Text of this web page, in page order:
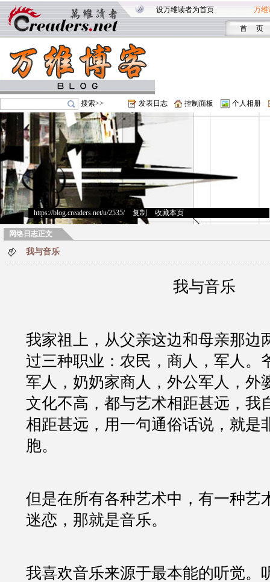
设万维读者为首页 万维
首 页
搜索>> 发表日志 控制面板 个人相册
https://blog.creaders.net/u/2535/> 复制 收藏本页
网络日志正文
我与音乐
我与音乐
我家祖上，从父亲这边和母亲那边
过三种职业：农民，商人，军人。
军人，奶奶家商人，外公军人，外
文化不高，都与艺术相距甚远，我
相距甚远，用一句通俗话说，就是
胞。
但是在所有各种艺术中，有一种艺
迷恋，那就是音乐。
我喜欢音乐来源于最本能的听觉。